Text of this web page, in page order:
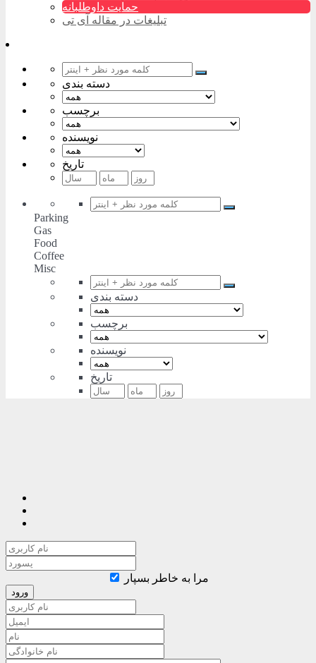
حمایت داوطلبانه
تبلیغات در مقاله آی تی
دسته بندی
برچسب
نویسنده
تاریخ
Parking
Gas
Food
Coffee
Misc
دسته بندی
برچسب
نویسنده
تاریخ
مرا به خاطر بسپار